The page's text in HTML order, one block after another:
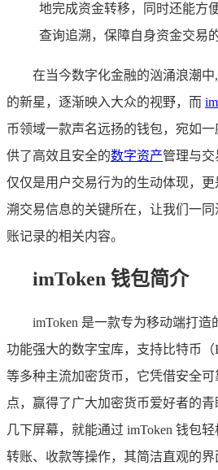
地完成资金转移，同时还能方
查询追溯，保障自身资金交易
在当今数字化金融的汹涌浪潮
的新星，逐渐映入大众的视野，而
币领域一款声名远扬的钱包，宛如
供了高效且安全的数字资产管理与
仅仅是用户交易行为的生动体现，
溯交易信息的关键所在，让我们一同
账记录的相关内容。
imToken 钱包简介
imToken 是一款专为移动端打
功能强大的数字宝库，支持比特币（
等多种主流加密货币，它凭借安全
点，赢得了广大加密货币爱好者的
几下屏幕，就能通过 imToken 钱包
转账、收款等操作，其简洁直观的